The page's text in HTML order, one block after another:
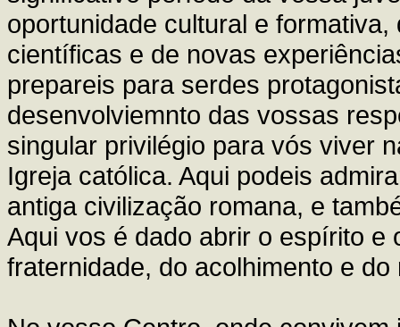
oportunidade cultural e
científicas e de novas
prepareis para serdes
desenvolviemnto das vossas
singular privilégio para vós viver
Igreja católica. Aqui podeis
antiga civilização romana, e
Aqui vos é dado abrir o espírito
fraternidade, do acolhimento e